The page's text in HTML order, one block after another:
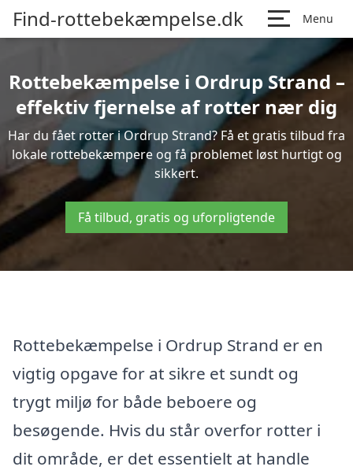
Find-rottebekæmpelse.dk Menu
Rottebekæmpelse i Ordrup Strand –
effektiv fjernelse af rotter nær dig
Har du fået rotter i Ordrup Strand? Få et gratis tilbud fra
lokale rottebekæmpere og få problemet løst hurtigt og
sikkert.
Få tilbud, gratis og uforpligtende
Rottebekæmpelse i Ordrup Strand er en
vigtig opgave for at sikre et sundt og
trygt miljø for både beboere og
besøgende. Hvis du står overfor rotter i
dit område, er det essentielt at handle